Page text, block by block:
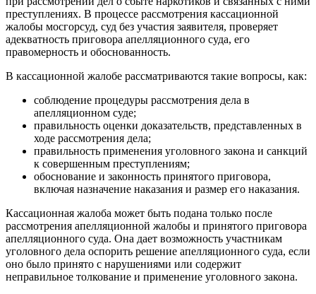
преступлениях. В процессе рассмотрения кассационной
жалобы мосгорсуд, суд без участия заявителя, проверяет
адекватность приговора апелляционного суда, его
правомерность и обоснованность.
В кассационной жалобе рассматриваются такие вопросы, как:
соблюдение процедуры рассмотрения дела в
апелляционном суде;
правильность оценки доказательств, представленных в
ходе рассмотрения дела;
правильность применения уголовного закона и санкций
к совершенным преступлениям;
обоснование и законность принятого приговора,
включая назначение наказания и размер его наказания.
Кассационная жалоба может быть подана только после
рассмотрения апелляционной жалобы и принятого приговора
апелляционного суда. Она дает возможность участникам
уголовного дела оспорить решение апелляционного суда, если
оно было принято с нарушениями или содержит
неправильное толкование и применение уголовного закона.